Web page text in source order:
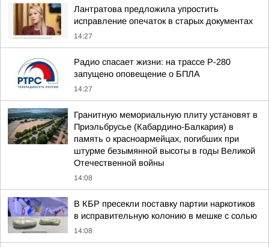
Лантратова предложила упростить
исправление опечаток в старых документах
14:27
Радио спасает жизни: на трассе Р-280
запущено оповещение о БПЛА
14:27
Гранитную мемориальную плиту установят в
Приэльбрусье (Кабардино-Балкария) в
память о красноармейцах, погибших при
штурме безымянной высоты в годы Великой
Отечественной войны
14:08
В КБР пресекли поставку партии наркотиков
в исправительную колонию в мешке с солью
14:08